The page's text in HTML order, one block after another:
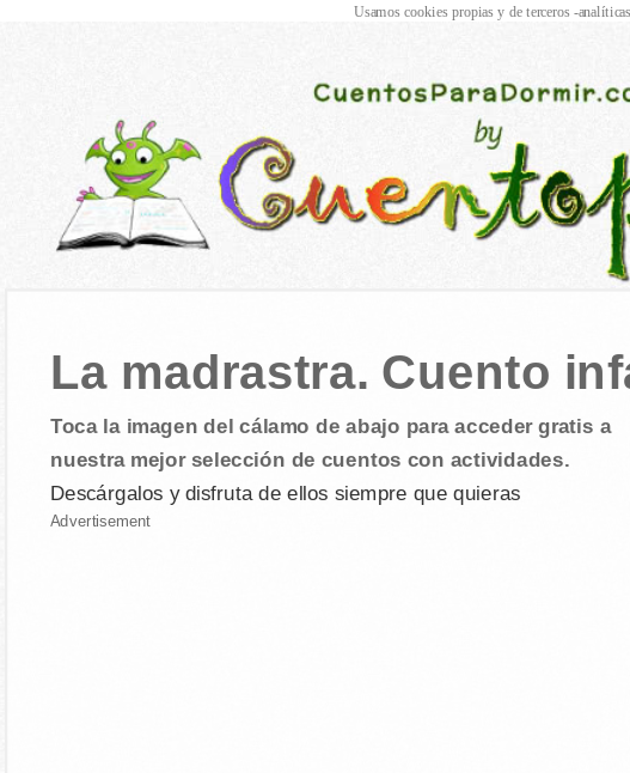
La madrastra. Cuento
Toca la imagen del cálamo de abajo para acceder gratis a
nuestra mejor selección de cuentos con actividades.
Descárgalos y disfruta de ellos siempre que quieras
Advertisement
Usamos cookies propias y de terceros -